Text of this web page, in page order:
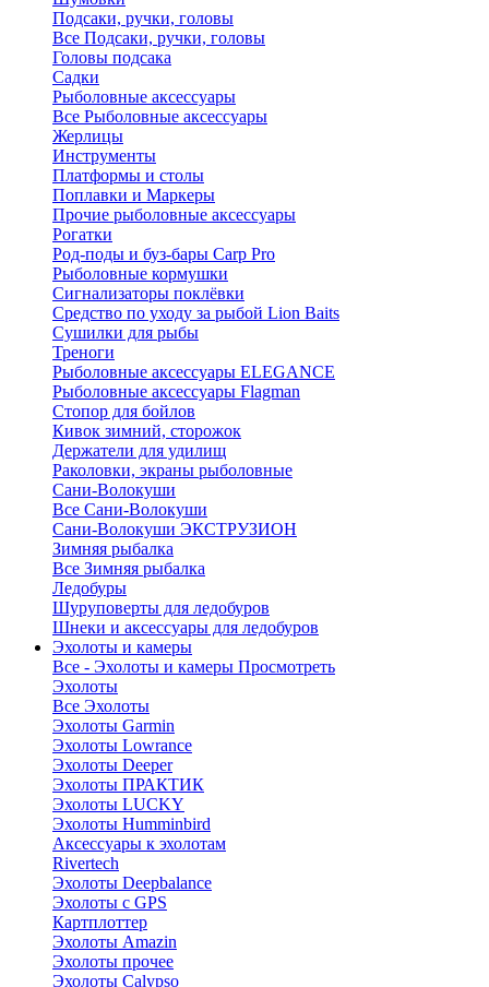
Подсаки, ручки, головы
Все Подсаки, ручки, головы
Головы подсака
Садки
Рыболовные аксессуары
Все Рыболовные аксессуары
Жерлицы
Инструменты
Платформы и столы
Поплавки и Маркеры
Прочие рыболовные аксессуары
Рогатки
Род-поды и буз-бары Carp Pro
Рыболовные кормушки
Сигнализаторы поклёвки
Средство по уходу за рыбой Lion Baits
Сушилки для рыбы
Треноги
Рыболовные аксессуары ELEGANCE
Рыболовные аксессуары Flagman
Стопор для бойлов
Кивок зимний, сторожок
Держатели для удилищ
Раколовки, экраны рыболовные
Сани-Волокуши
Все Сани-Волокуши
Сани-Волокуши ЭКСТРУЗИОН
Зимняя рыбалка
Все Зимняя рыбалка
Ледобуры
Шуруповерты для ледобуров
Шнеки и аксессуары для ледобуров
Эхолоты и камеры
Все - Эхолоты и камеры Просмотреть
Эхолоты
Все Эхолоты
Эхолоты Garmin
Эхолоты Lowrance
Эхолоты Deeper
Эхолоты ПРАКТИК
Эхолоты LUCKY
Эхолоты Humminbird
Аксессуары к эхолотам
Rivertech
Эхолоты Deepbalance
Эхолоты с GPS
Картплоттер
Эхолоты Amazin
Эхолоты прочее
Эхолоты Calypso